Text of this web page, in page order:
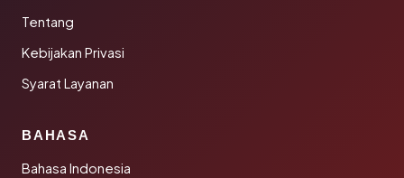
Tentang
Kebijakan Privasi
Syarat Layanan
BAHASA
Bahasa Indonesia